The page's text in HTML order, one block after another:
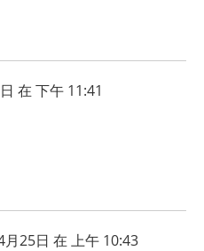
在 下午 11:41
月25日 在 上午 10:43